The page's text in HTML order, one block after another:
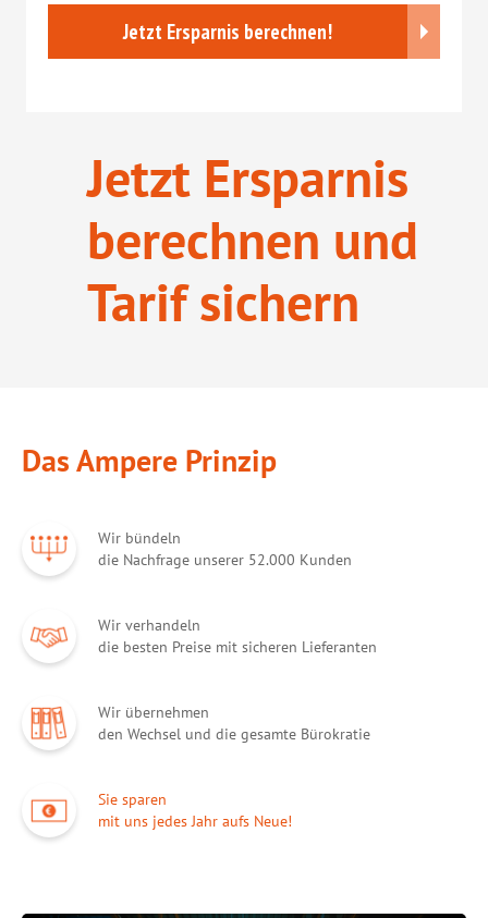
Jetzt Ersparnis
berechnen und
Tarif sichern
Das Ampere Prinzip
Wir bündeln
die Nachfrage unserer 52.000 Kunden
Wir verhandeln
die besten Preise mit sicheren Lieferanten
Wir übernehmen
den Wechsel und die gesamte Bürokratie
Sie sparen
mit uns jedes Jahr aufs Neue!